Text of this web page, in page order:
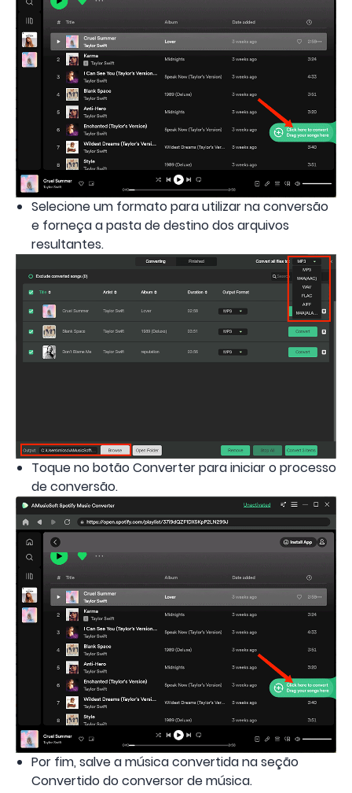
Selecione um formato para utilizar na conversão
e forneça a pasta de destino dos arquivos
resultantes.
Toque no botão Converter para iniciar o processo
de conversão.
Por fim, salve a música convertida na seção
Convertido do conversor de música.